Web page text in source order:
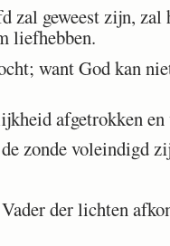
zal geweest zijn, zal
liefhebben.
want God kan
afgetrokken
zonde voleindigd
der lichten